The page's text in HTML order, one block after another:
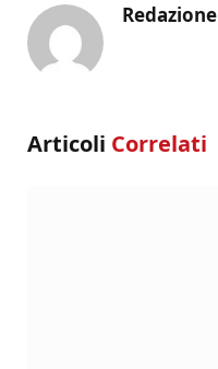
Redazione
Articoli Correlati